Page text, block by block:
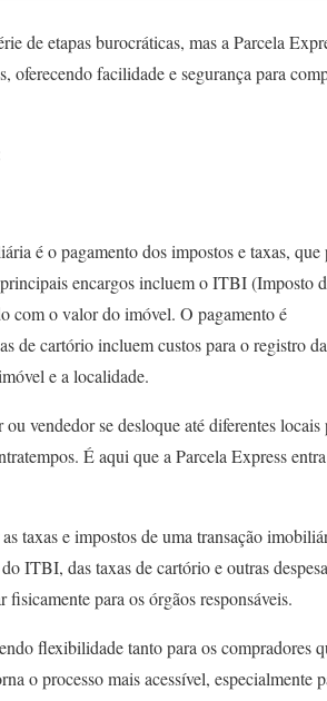
de etapas burocráticas, mas a Parcela
oferecendo facilidade e segurança para
é o pagamento dos impostos e taxas, que
encargos incluem o ITBI (Imposto
com o valor do imóvel. O pagamento é
de cartório incluem custos para o registro
e a localidade.
vendedor se desloque até diferentes locais
É aqui que a Parcela Express
taxas e impostos de uma transação
ITBI, das taxas de cartório e outras
fisicamente para os órgãos responsáveis.
flexibilidade tanto para os compradores
o processo mais acessível, especialmente